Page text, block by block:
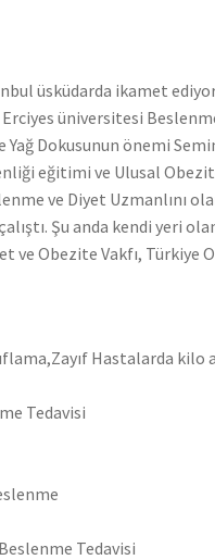
üsküdarda ikamet
üniversitesi
Dokusunun önemi
eğitimi ve Ulusal
ve Diyet Uzmanlını
Şu anda kendi yeri
ve Obezite Vakfı, Türkiye
Hastalarda kilo
Tedavisi
Tedavisi